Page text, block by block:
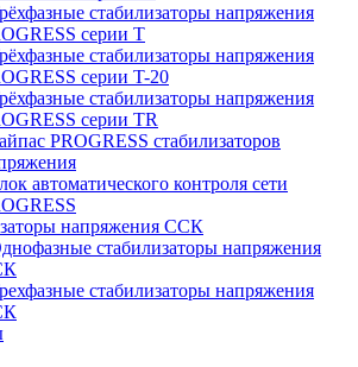
стабилизаторы напряжения
серии T
стабилизаторы напряжения
серии T-20
стабилизаторы напряжения
серии TR
PROGRESS стабилизаторов
автоматического контроля сети
напряжения ССК
стабилизаторы напряжения
стабилизаторы напряжения